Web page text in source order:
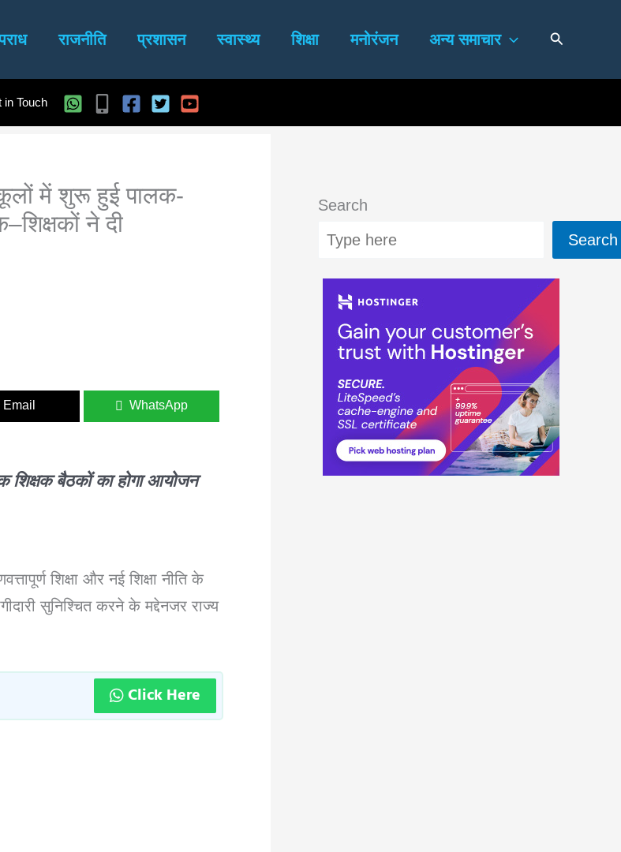
राजनीति प्रशासन स्वास्थ्य शिक्षा मनोरंजन अन्य समाचार Search
in Touch
में शुरू हुई पालक-
ने दी
Email WhatsApp
शिक्षक बैठकों का होगा आयोजन
शिक्षा और नई शिक्षा नीति के
सुनिश्चित करने के मद्देनजर राज्य
Click Here
Search
Search